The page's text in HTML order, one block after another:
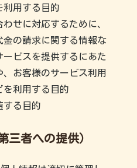
用する目的
せに対応するために、
の請求に関する情報な
ビスを提供するにあた
お客様のサービス利用
利用する目的
する目的
三者への提供）